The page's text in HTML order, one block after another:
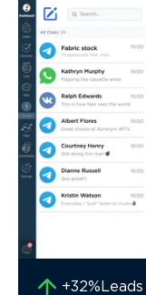
+32% Leads